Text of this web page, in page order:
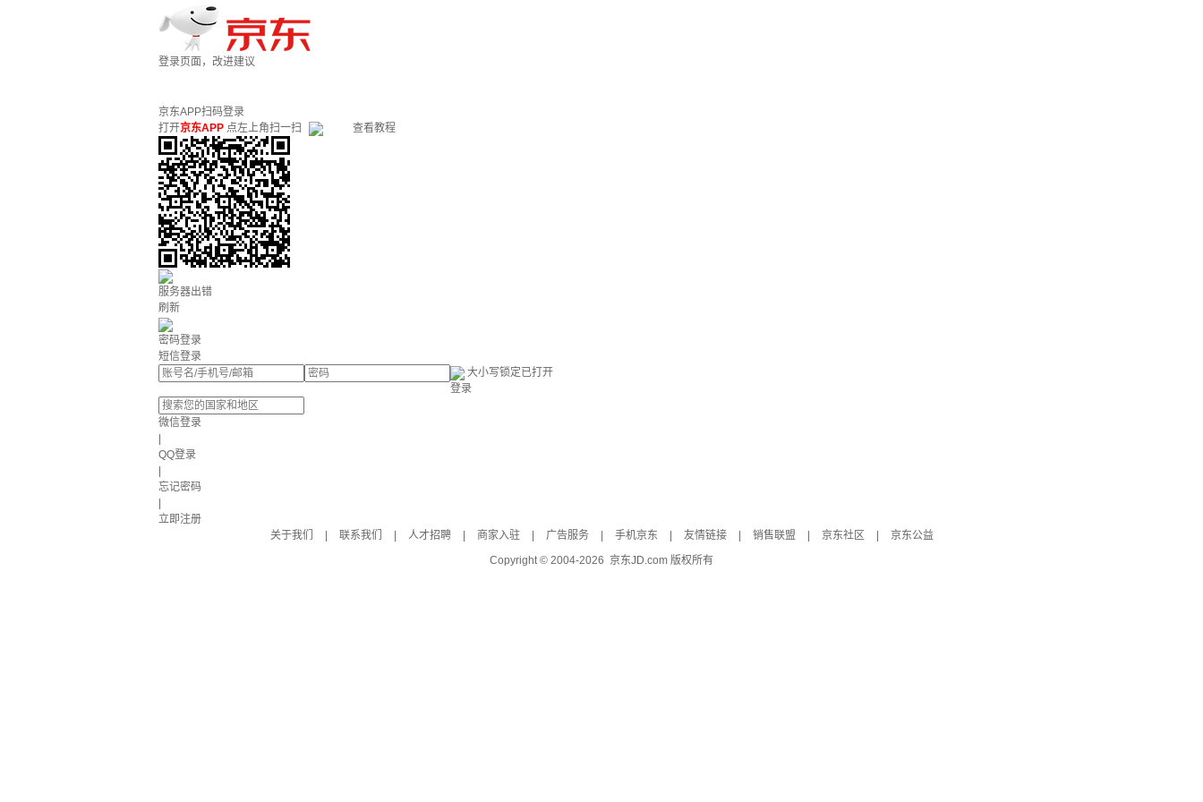
登录页面，改进建议
京东APP扫码登录
打开京东APP 点左上角扫一扫 查看教程
服务器出错
刷新
密码登录
短信登录
大小写锁定已打开
登录
微信登录
QQ登录
忘记密码
立即注册
关于我们
联系我们 人才招聘 商家入驻 广告服务 手机京东 友情链接 销售联盟 京东社区
京东公益
Copyright © 2004-2026 京东JD.com 版权所有